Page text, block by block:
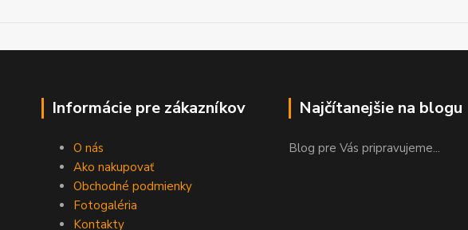
Informácie pre zákazníkov
O nás
Ako nakupovať
Obchodné podmienky
Fotogaléria
Kontakty
Najčítanejšie na blogu
Blog pre Vás pripravujeme...